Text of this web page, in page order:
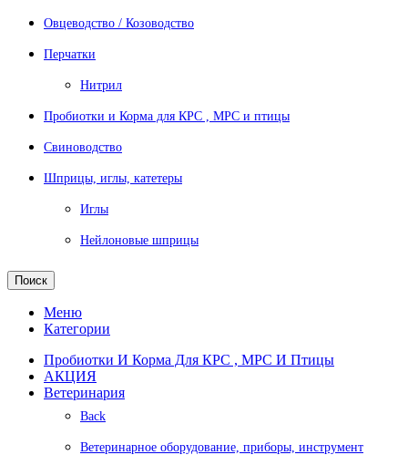
Овцеводство / Козоводство
Перчатки
Нитрил
Пробиотки и Корма для КРС , МРС и птицы
Свиноводство
Шприцы, иглы, катетеры
Иглы
Нейлоновые шприцы
Поиск
Меню
Категории
Пробиотки И Корма Для КРС , МРС И Птицы
АКЦИЯ
Ветеринария
Back
Ветеринарное оборудование, приборы, инструмент